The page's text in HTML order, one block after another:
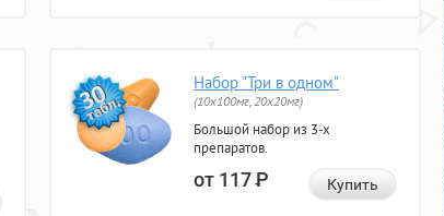
Набор "Три в одном"
(10x100мг, 20x20мг)
Большой набор из 3-х
препаратов.
от 117Р Купить